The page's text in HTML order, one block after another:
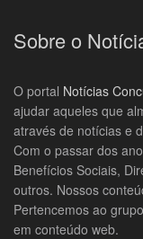
Sobre o
O portal Notícias
ajudar aqueles que
através de notícias e
Com o passar dos
Benefícios Sociais,
outros. Nossos
Pertencemos ao
em conteúdo web.